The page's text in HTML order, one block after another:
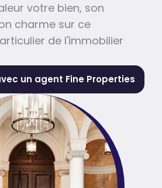
votre bien, son
charme sur ce
de l'immobilier
un agent Fine Properties